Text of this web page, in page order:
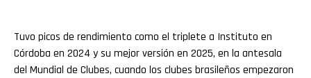
Tuvo picos de rendimiento como el triplete a Instituto en
Córdoba en 2024 y su mejor versión en 2025, en la antesala
del Mundial de Clubes, cuando los clubes brasileños empezaron